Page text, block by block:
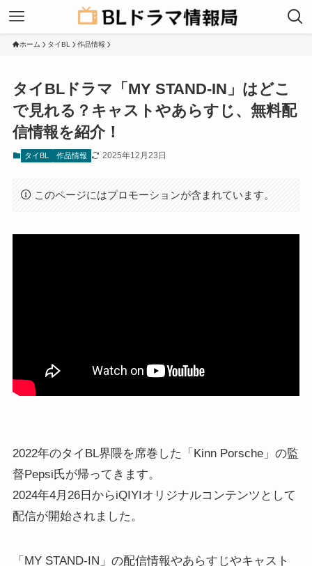
ホーム タイBL 作品情報
タイBLドラマ「MY STAND-IN」はどこ
で見れる？キャストやあらすじ、無料配
信情報を紹介！
タイBL 作品情報 2025年12月23日
このページにはプロモーションが含まれています。
2022年のタイBL界隈を席巻した「Kinn Porsche」の監
督Pepsi氏が帰ってきます。
2024年4月26日からiQIYIオリジナルコンテンツとして
配信が開始されました。
「MY STAND-IN」の配信情報やあらすじやキャスト